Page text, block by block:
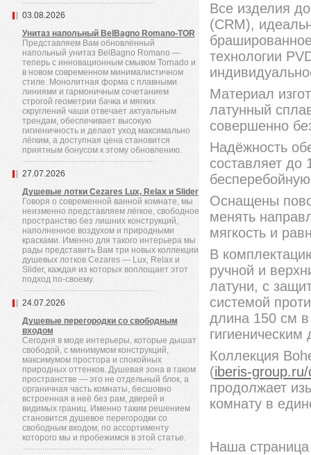
03.08.2026
Унитаз напольный BelBagno Romano-TOR
Представляем Вам обновлённый
напольный унитаз BelBagno Romano —
теперь с инновационным смывом Tornado и
в новом современном минималистичном
стиле. Монолитная форма с плавными
линиями и гармоничным сочетанием
строгой геометрии бачка и мягких
скруглений чаши отвечает актуальным
трендам, обеспечивает высокую
гигиеничность и делает уход максимально
лёгким, а доступная цена становится
приятным бонусом к этому обновлению.
27.07.2026
Душевые лотки Cezares Lux, Relax и Slider
Говоря о современной ванной комнате, мы
неизменно представляем лёгкое, свободное
пространство без лишних конструкций,
наполненное воздухом и природными
красками. Именно для такого интерьера мы
рады представить Вам три новых коллекции
душевых лотков Cezares — Lux, Relax и
Slider, каждая из которых воплощает этот
подход по-своему.
24.07.2026
Душевые перегородки со свободным
входом
Сегодня в моде интерьеры, которые дышат
свободой, с минимумом конструкций,
максимумом простора и спокойных
природных оттенков. Душевая зона в таком
пространстве — это не отдельный блок, а
органичная часть комнаты, бесшовно
встроенная в неё без рам, дверей и
видимых границ. Именно таким решением
становится душевое перегородки со
свободным входом, по ассортименту
которого мы и пробежимся в этой статье.
Все изделия
(CRM),
технологии
Материал
латунный
совершенно
Надёжность
составляет до
Оснащены
менять
мягкость и
В
ручной и
латуни, с
системой
длина 150 см в
Коллекция
(iberis-
продолжает
комнату в
Наша